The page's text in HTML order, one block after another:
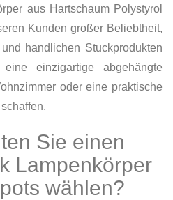
aus Hartschaum Polystyrol
Kunden großer Beliebtheit,
handlichen Stuckprodukten
einzigartige abgehängte
oder eine praktische
Sie einen
Lampenkörper
wählen?